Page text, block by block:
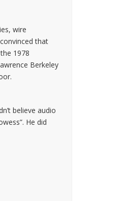
wire
that
1978
Berkeley
believe audio
He did